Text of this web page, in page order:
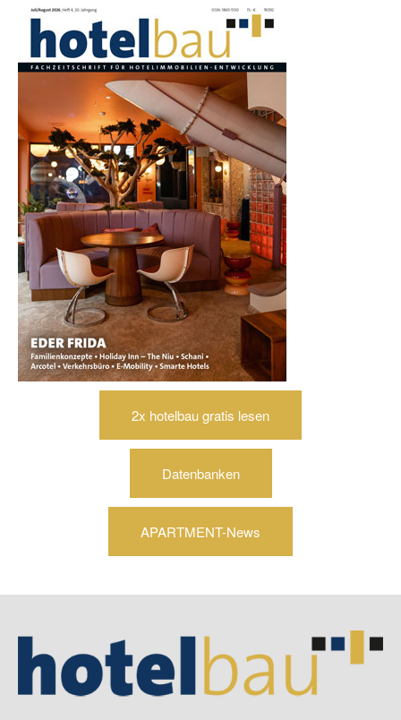
2x hotelbau gratis lesen
Datenbanken
APARTMENT-News